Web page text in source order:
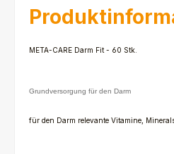
META-CARE Darm Fit - 60 Stk.
Grundversorgung für den Darm
für den Darm relevante Vitamine,